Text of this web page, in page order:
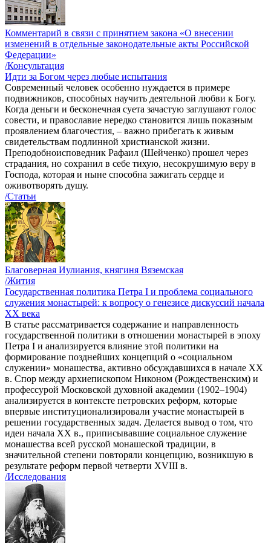
Комментарий в связи с принятием закона «О внесении
изменений в отдельные законодательные акты Российской
Федерации»
/Консультация
Идти за Богом через любые испытания
Современный человек особенно нуждается в примере
подвижников, способных научить деятельной любви к Богу.
Когда деньги и бесконечная суета зачастую заглушают голос
совести, и православие нередко становится лишь показным
проявлением благочестия, – важно прибегать к живым
свидетельствам подлинной христианской жизни.
Преподобноисповедник Рафаил (Шейченко) прошел через
страдания, но сохранил в себе тихую, несокрушимую веру в
Господа, которая и ныне способна зажигать сердце и
оживотворять душу.
/Статьи
Благоверная Иулиания, княгиня Вяземская
/Жития
Государственная политика Петра I и проблема социального
служения монастырей: к вопросу о генезисе дискуссий начала
ХХ века
В статье рассматривается содержание и направленность
государственной политики в отношении монастырей в эпоху
Петра I и анализируется влияние этой политики на
формирование позднейших концепций о «социальном
служении» монашества, активно обсуждавшихся в начале XX
в. Спор между архиепископом Никоном (Рождественским) и
профессурой Московской духовной академии (1902–1904)
анализируется в контексте петровских реформ, которые
впервые институционализировали участие монастырей в
решении государственных задач. Делается вывод о том, что
идеи начала ХХ в., приписывавшие социальное служение
монашества всей русской монашеской традиции, в
значительной степени повторяли концепцию, возникшую в
результате реформ первой четверти XVIII в.
/Исследования